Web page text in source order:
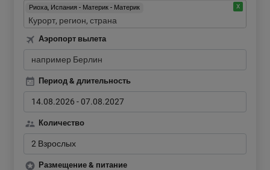
Риоха, Испания - Материк - Материк
Аэропорт вылета
Период & длительность
14.08.2026 -07.08.2027
Количество
2 Взрослых
Размещение & питание